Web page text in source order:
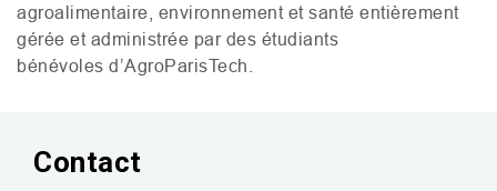
agroalimentaire, environnement et santé entièrement
gérée et administrée par des étudiants
bénévoles d’AgroParisTech.
Contact